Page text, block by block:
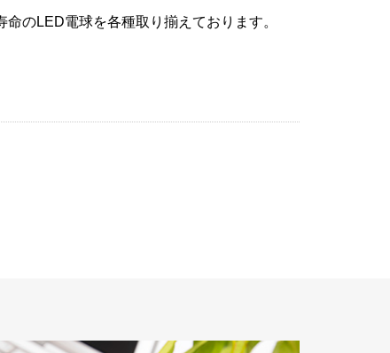
のLED電球を各種取り揃えております。